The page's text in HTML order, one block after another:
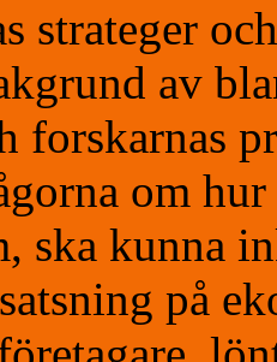
strateger
av
forskarnas
om
ska kunna
på